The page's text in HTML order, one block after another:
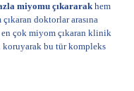
miyomu çıkararakhem
doktorlar arasına
çok miyom çıkaran klinik
koruyarak bu tür kompleks